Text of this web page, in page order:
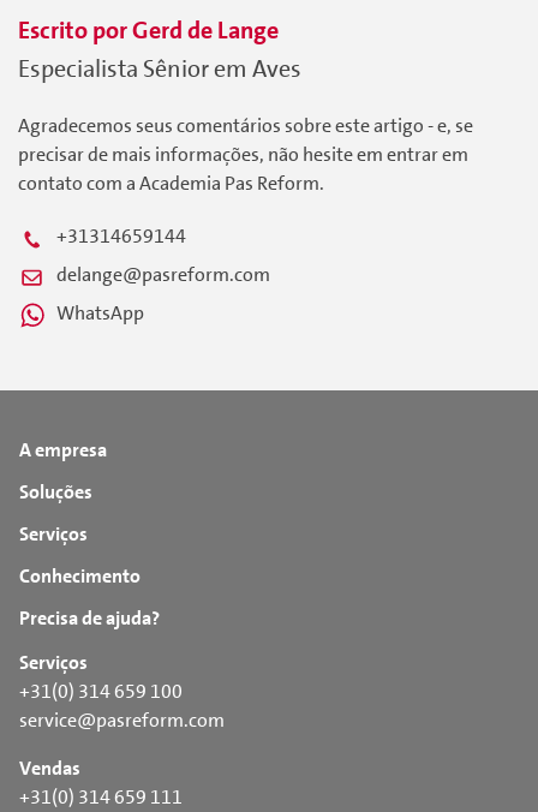
Escrito porGerdde Lange
Especialista Sênior em Aves
Agradecemos seus comentários sobre este artigo - e, se
precisar de mais informações, não hesite em entrar em
contato com a Academia Pas Reform.
+31314659144
delange@pasreform.com
WhatsApp
A empresa
Soluções
Serviços
Conhecimento
Precisa de ajuda?
Serviços
+31(0) 314 659 100
service@pasreform.com
Vendas
+31(0) 314 659 111